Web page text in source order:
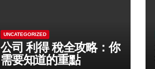
UNCATEGORIZED
公司 利得 稅全攻略：你
需要知道的重點